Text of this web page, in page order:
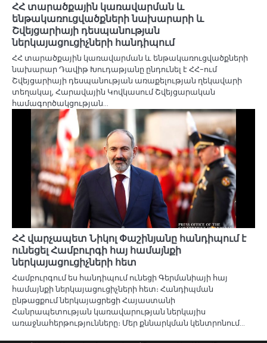
ՀՀ տարածքային կառավարման և
ենթակառուցվածքների նախարարի և
Շվեյցարիայի դեսպանության
ներկայացուցիչների հանդիպում
ՀՀ տարածքային կառավարման և ենթակառուցվածքների
նախարար Դավիթ Խուդաթյանը ընդունել է ՀՀ-ում
Շվեյցարիայի դեսպանության առաքելության ղեկավարի
տեղակալ, Հարավային Կովկասում Շվեյցարական
համագործակցության…
ՀՀ վարչապետ Նիկոլ Փաշինյանը հանդիպում է
ունեցել Համբուրգի հայ համայնքի
ներկայացուցիչների հետ
Համբուրգում ես հանդիպում ունեցի Գերմանիայի հայ
համայնքի ներկայացուցիչների հետ։ Հանդիպման
ընթացքում ներկայացրեցի Հայաստանի
Հանրապետության կառավարության ներկայիս
առաջնահերթությունները։ Մեր քննարկման կենտրոնում…